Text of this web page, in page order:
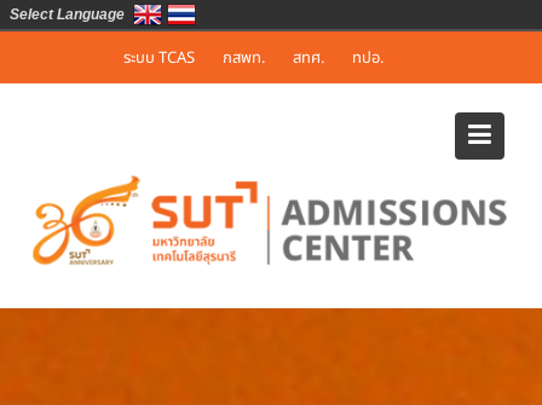
ระบบ TCAS กสพท. สทศ. ทปอ.
Select Language